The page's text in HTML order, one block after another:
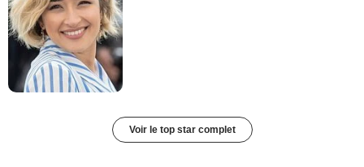
Voir le top star complet